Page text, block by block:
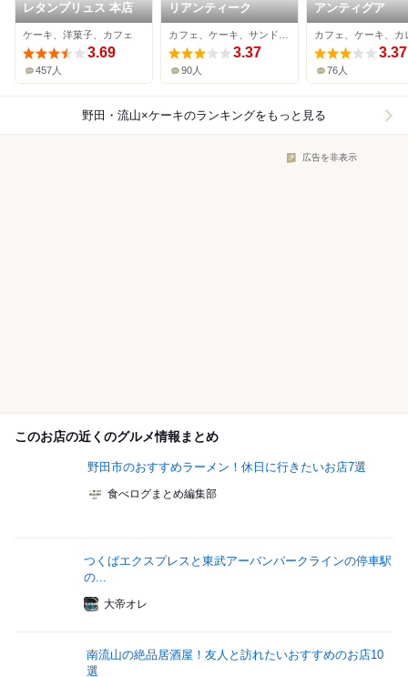
レタンプリュス 本店
ケーキ、洋菓子、カフェ
3.69
457人
リアンティーク
3.37
90人
アンティグア
カフェ、ケーキ、カ
3.37
76人
野田・流山×ケーキのランキングをもっと見る
広告を非表示
このお店の近くのグルメ情報まとめ
野田市のおすすめラーメン！休日に行きたいお店7選
食べログまとめ編集部
つくばエクスプレスと東武アーバンパークラインの停車駅
の...
大帝オレ
南流山の絶品居酒屋！友人と訪れたいおすすめのお店10
選